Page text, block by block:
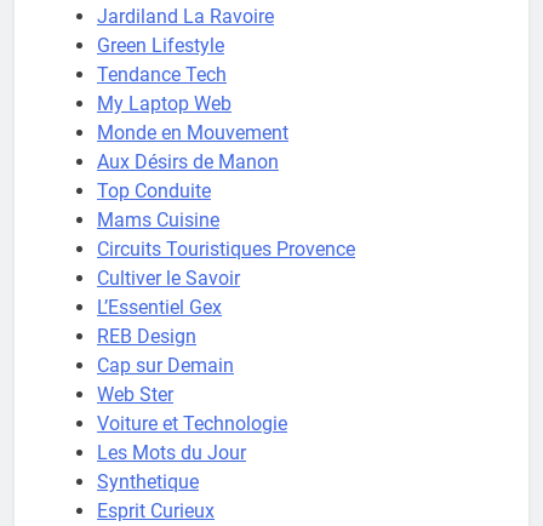
Jardiland La Ravoire
Green Lifestyle
Tendance Tech
My Laptop Web
Monde en Mouvement
Aux Désirs de Manon
Top Conduite
Mams Cuisine
Circuits Touristiques Provence
Cultiver le Savoir
L’Essentiel Gex
REB Design
Cap sur Demain
Web Ster
Voiture et Technologie
Les Mots du Jour
Synthetique
Esprit Curieux